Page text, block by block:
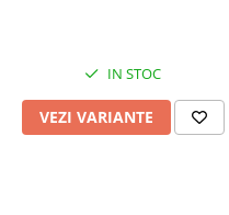
IN STOC
VEZI VARIANTE